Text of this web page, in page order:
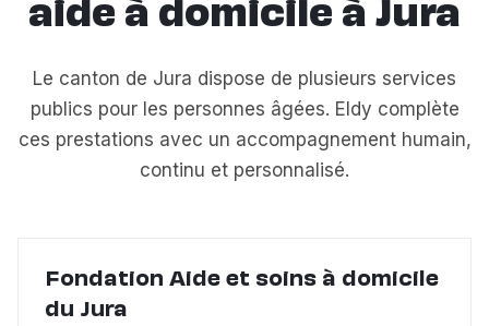
aide à domicile à Jura
Le canton de Jura dispose de plusieurs services
publics pour les personnes âgées. Eldy complète
ces prestations avec un accompagnement humain,
continu et personnalisé.
Fondation Aide et soins à domicile
du Jura